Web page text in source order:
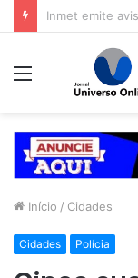
Menu
Início / Cidades
Cidades Polícia